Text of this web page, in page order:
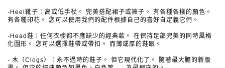
-Heel靴子：高或低手杖。 完美搭配裙子或褲子。
有各種各樣的顏色。
有各種印花。
您可以使用我們的配件根據自己的喜好自定義它們。
-Head鞋：任何衣櫥都不應缺少的經典款。
在保持足部完美的同時風格
化圖形。
您可以選擇鞋帶或帶扣。 而薄或厚的鞋跟。
- 木（Clogs）：永不過時的鞋子。 但它現代化了。
隨著最大膽的新版